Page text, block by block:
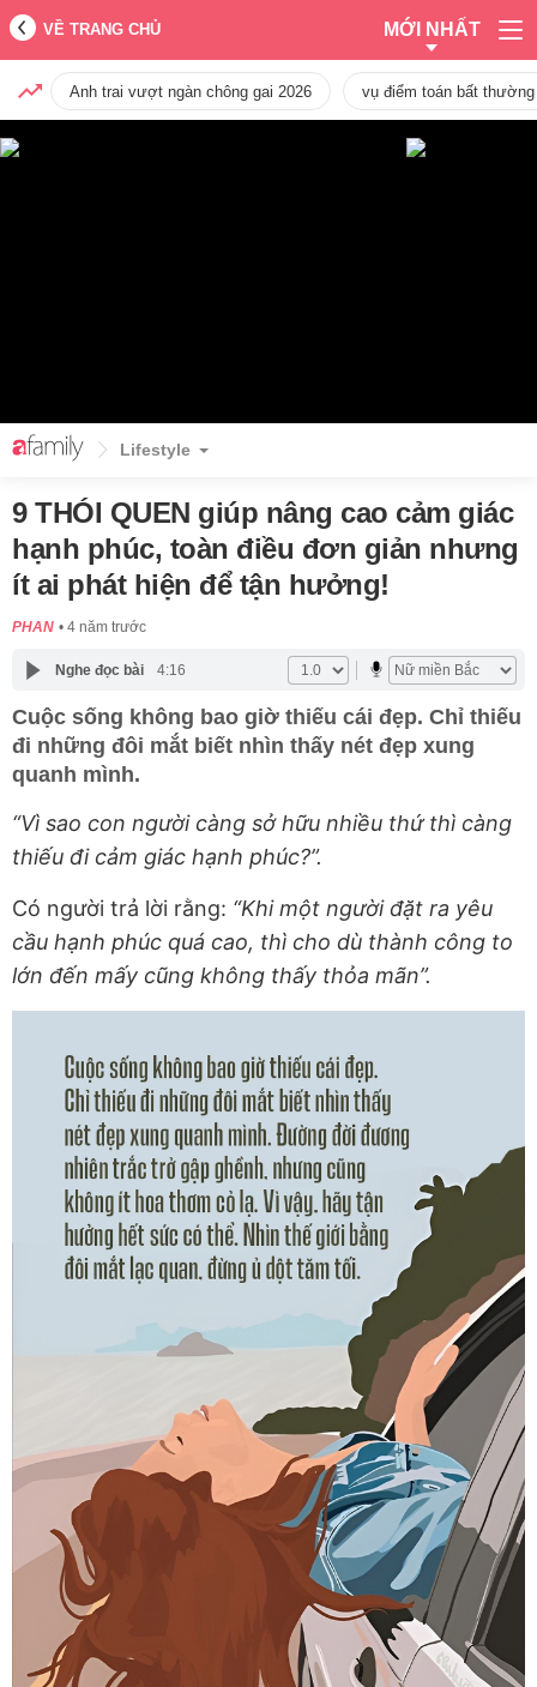
VỀ TRANG CHỦ MỚI NHẤT
Anh trai vượt ngàn chông gai 2026 vụ điểm toán bất
Lifestyle
9 THÓI QUEN giúp nâng cao cảm giác
hạnh phúc, toàn điều đơn giản nhưng
ít ai phát hiện để tận hưởng!
PHAN 4 năm trước
Nghe đọc bài 4:16
Cuộc sống không bao giờ thiếu cái đẹp. Chỉ thiếu
đi những đôi mắt biết nhìn thấy nét đẹp xung
quanh mình.
“Vì sao con người càng sở hữu nhiều thứ thì càng
thiếu đi cảm giác hạnh phúc?”.
Có người trả lời rằng: “Khi một người đặt ra yêu
cầu hạnh phúc quá cao, thì cho dù thành công to
lớn đến mấy cũng không thấy thỏa mãn”.